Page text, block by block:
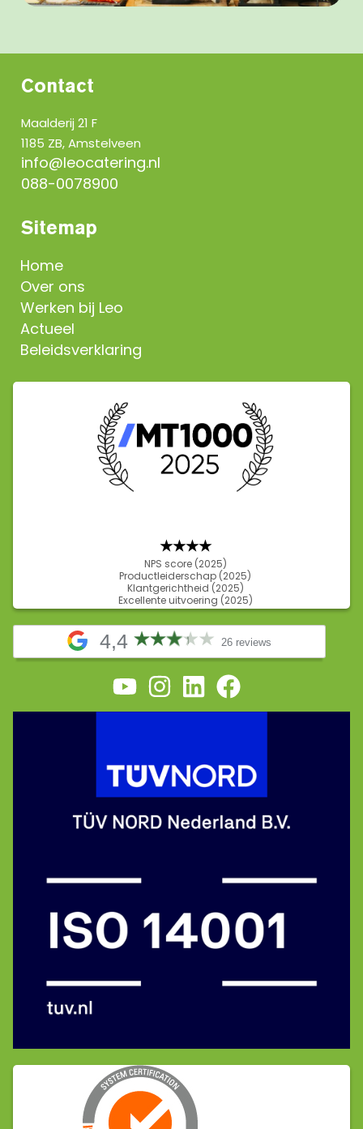
Contact
Maalderij 21 F
1185 ZB, Amstelveen
info@leocatering.nl
088-0078900
Sitemap
Home
Over ons
Werken bij Leo
Actueel
Beleidsverklaring
★★★★
NPS score (2025)
Productleiderschap (2025)
Klantgerichtheid (2025)
Excellente uitvoering (2025)
4,4 26 reviews